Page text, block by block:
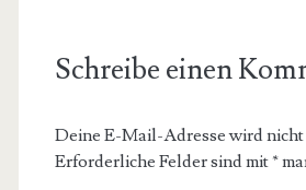
Schreibe einen
Deine E-Mail-Adresse wird
Erforderliche Felder sind mit*